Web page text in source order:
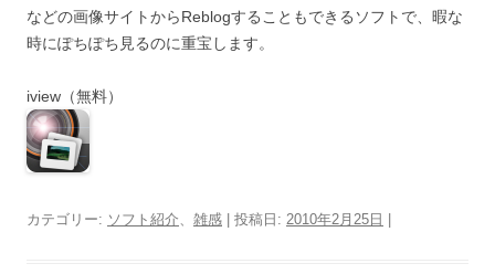
などの画像サイトからReblogすることもできるソフトで、暇な
時にぽちぽち見るのに重宝します。
iview（無料）
カテゴリー: ソフト紹介、 雑感 | 投稿日: 2010年2月25日